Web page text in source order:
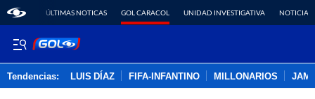
ÚLTIMAS NOTICAS GOL CARACOL UNIDAD INVESTIGATIVA NOTICIAS
Tendencias: LUIS DÍAZ FIFA-INFANTINO MILLONARIOS